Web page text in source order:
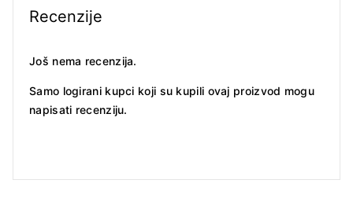
Recenzije
Još nema recenzija.
Samo logirani kupci koji su kupili ovaj proizvod mogu
napisati recenziju.